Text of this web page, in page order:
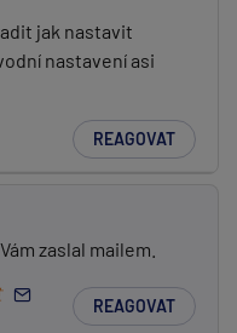
jak nastavit
nastavení asi
REAGOVAT
zaslal mailem.
REAGOVAT